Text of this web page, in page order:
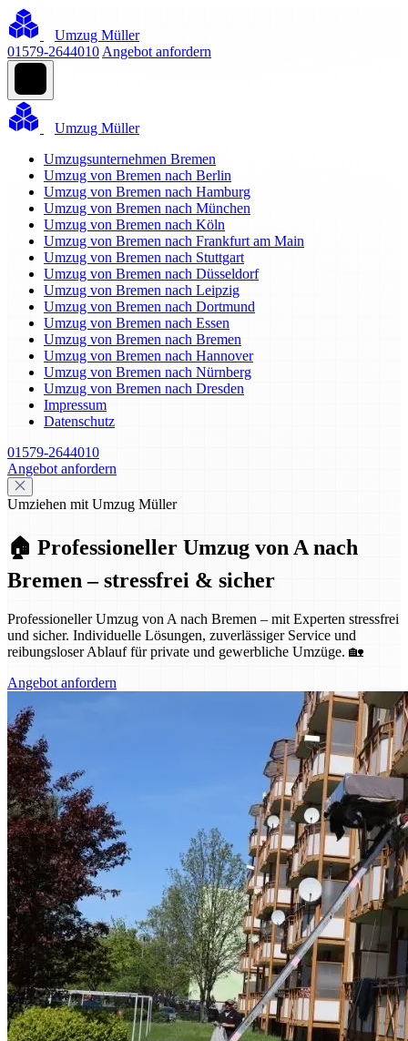
Umzug Müller
01579-2644010 Angebot anfordern
Umzug Müller
Umzugsunternehmen Bremen
Umzug von Bremen nach Berlin
Umzug von Bremen nach Hamburg
Umzug von Bremen nach München
Umzug von Bremen nach Köln
Umzug von Bremen nach Frankfurt am Main
Umzug von Bremen nach Stuttgart
Umzug von Bremen nach Düsseldorf
Umzug von Bremen nach Leipzig
Umzug von Bremen nach Dortmund
Umzug von Bremen nach Essen
Umzug von Bremen nach Bremen
Umzug von Bremen nach Hannover
Umzug von Bremen nach Nürnberg
Umzug von Bremen nach Dresden
Impressum
Datenschutz
01579-2644010
Angebot anfordern
Umziehen mit Umzug Müller
🏠 Professioneller Umzug von A nach
Bremen – stressfrei & sicher
Professioneller Umzug von A nach Bremen – mit Experten stressfrei
und sicher. Individuelle Lösungen, zuverlässiger Service und
reibungsloser Ablauf für private und gewerbliche Umzüge. 🏡
Angebot anfordern